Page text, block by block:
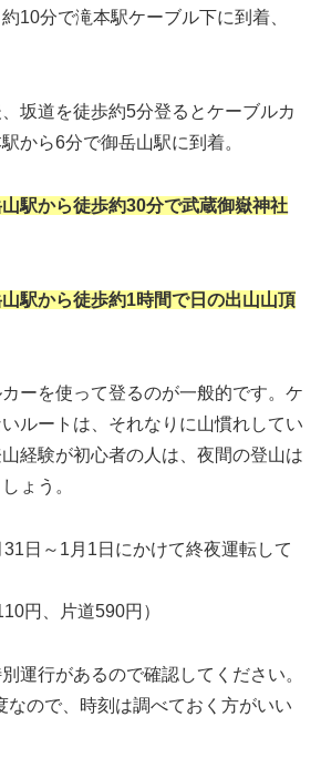
10分で滝本駅ケーブル下に到着、
坂道を徒歩約5分登るとケーブルカ
から6分で御岳山駅に到着。
山駅から徒歩約30分で武蔵御嶽神社
山駅から徒歩約1時間で日の出山山頂
ーを使って登るのが一般的です。ケ
ルートは、それなりに山慣れしてい
経験が初心者の人は、夜間の登山は
ょう。
日～1月1日にかけて終夜運転して
円、片道590円）
運行があるので確認してください。
なので、時刻は調べておく方がいい